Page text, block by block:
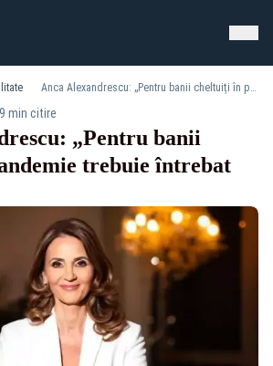
Anca Alexandrescu: „Pentru banii cheltuiți în pandemie trebuie întrebat Orban!”
9 min citire
„Pentru banii
trebuie întrebat